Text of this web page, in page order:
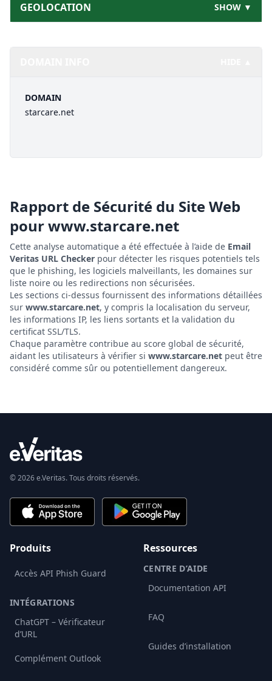
GEOLOCATION SHOW ▼
DOMAIN
starcare.net
Rapport de Sécurité du Site Web
pourwww.starcare.net
Cette analyse automatique a été effectuée à l’aide de Email
Veritas URL Checker pour détecter les risques potentiels tels
que le phishing, les logiciels malveillants, les domaines sur
liste noire ou les redirections non sécurisées.
Les sections ci-dessus fournissent des informations détaillées
sur www.starcare.net, y compris la localisation du serveur,
les informations IP, les liens sortants et la validation du
certificat SSL/TLS.
Chaque paramètre contribue au score global de sécurité,
aidant les utilisateurs à vérifier si www.starcare.net peut être
considéré comme sûr ou potentiellement dangereux.
© 2026 e.Veritas. Tous droits réservés.
Produits
Accès API Phish Guard
INTÉGRATIONS
ChatGPT – Vérificateur
d’URL
Complément Outlook
Ressources
CENTRE D’AIDE
Documentation API
FAQ
Guides d’installation